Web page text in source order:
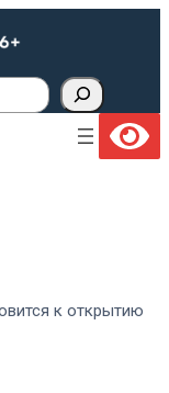
к открытию